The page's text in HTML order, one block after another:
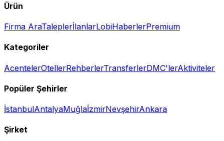
Ürün
Firma AraTaleplerİlanlarLobiHaberlerPremium
Kategoriler
AcentelerOtellerRehberlerTransferlerDMC'lerAktiviteler
Popüler Şehirler
İstanbulAntalyaMuğlaİzmirNevşehirAnkara
Şirket